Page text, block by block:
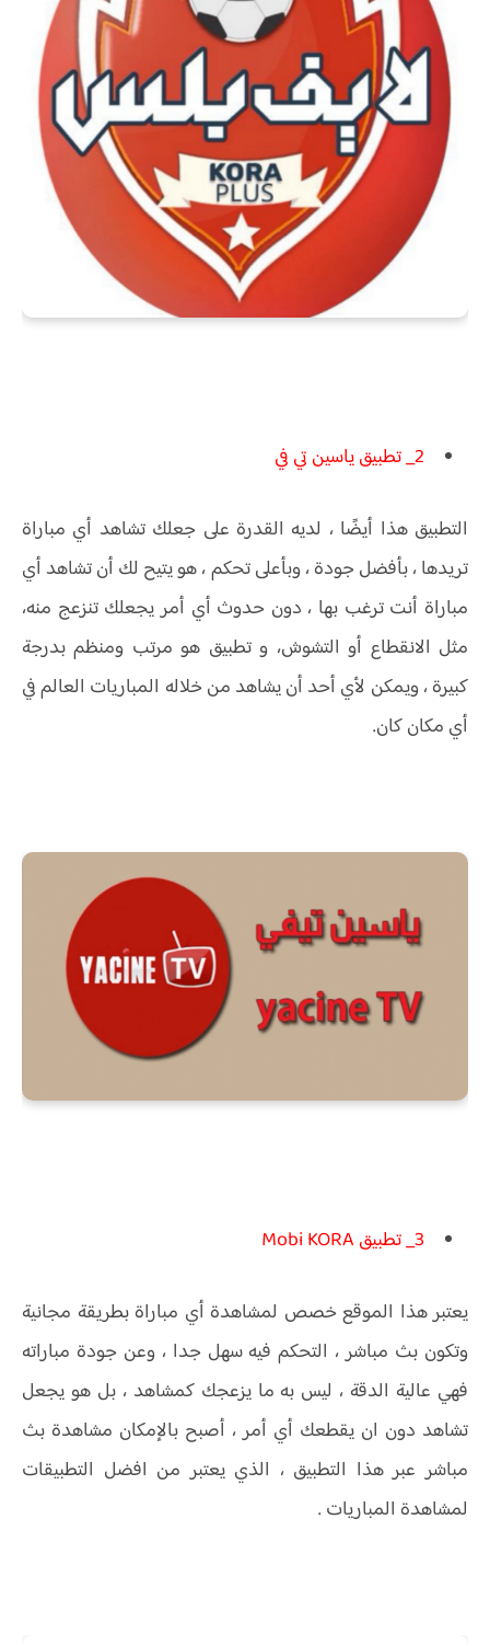
2_ تطبيق ياسين تي في
التطبيق هذا أيضًا ، لديه القدرة على جعلك تشاهد أي مباراة
تريدها ، بأفضل جودة ، وبأعلى تحكم ، هو يتيح لك أن تشاهد أي
مباراة أنت ترغب بها ، دون حدوث أي أمر يجعلك تنزعج منه،
مثل الانقطاع أو التشوش، و تطبيق هو مرتب ومنظم بدرجة
كبيرة ، ويمكن لأي أحد أن يشاهد من خلاله المباريات العالم في
أي مكان كان.
3_ تطبيق Mobi KORA
يعتبر هذا الموقع خصص لمشاهدة أي مباراة بطريقة مجانية
وتكون بث مباشر ، التحكم فيه سهل جدا ، وعن جودة مباراته
فهي عالية الدقة ، ليس به ما يزعجك كمشاهد ، بل هو يجعل
تشاهد دون ان يقطعك أي أمر ، أصبح بالإمكان مشاهدة بث
مباشر عبر هذا التطبيق ، الذي يعتبر من افضل التطبيقات
لمشاهدة المباريات .